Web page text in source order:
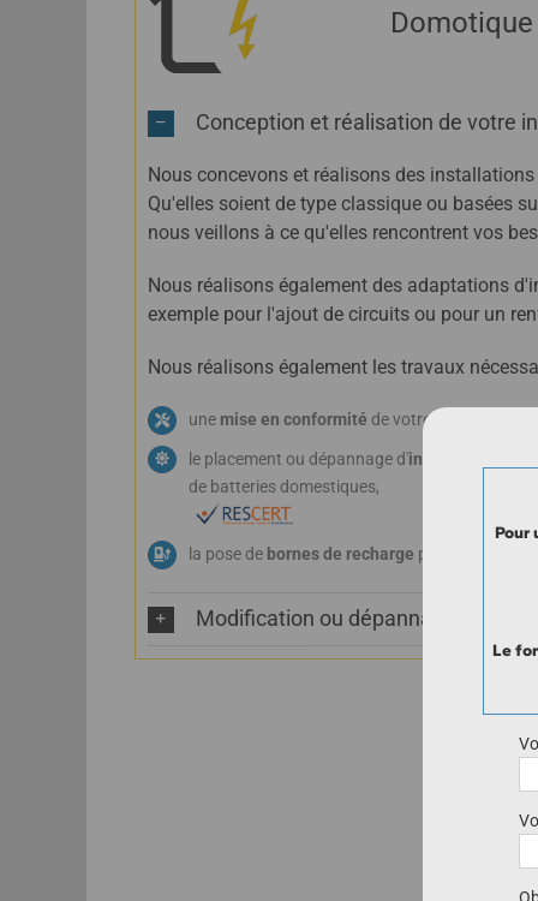
Domotique
Conception et réalisation de votre
Nous concevons et réalisons des
Qu'elles soient de type classique ou basées
nous veillons à ce qu'elles rencontrent vos
Nous réalisons également des adaptations
exemple pour l'ajout de circuits ou pour un
Nous réalisons également les travaux
une mise en conformité de votre installation
le placement ou dépannage d'installations
de batteries domestiques,
la pose de bornes de recharge pour véhicule
Modification ou dépannage
Pour
Le